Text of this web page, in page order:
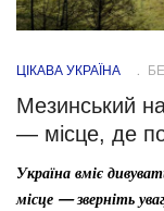
ЦІКАВА УКРАЇНА
Мезинський
— місце, де
Україна вміє
місце — зверніть